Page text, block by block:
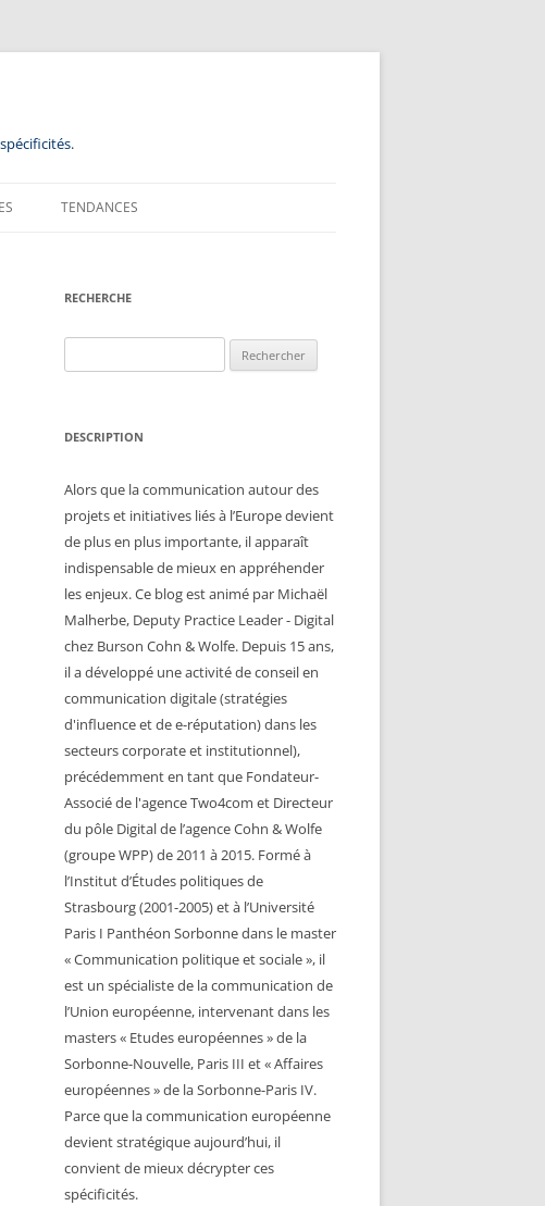
TENDANCES
RECHERCHE
DESCRIPTION
Alors que la communication autour des
projets et initiatives liés à l’Europe devient
de plus en plus importante, il apparaît
indispensable de mieux en appréhender
les enjeux. Ce blog est animé par Michaël
Malherbe, Deputy Practice Leader - Digital
chez Burson Cohn & Wolfe. Depuis 15 ans,
il a développé une activité de conseil en
communication digitale (stratégies
d'influence et de e-réputation) dans les
secteurs corporate et institutionnel),
précédemment en tant que Fondateur-
Associé de l'agence Two4com et Directeur
du pôle Digital de l’agence Cohn & Wolfe
(groupe WPP) de 2011 à 2015. Formé à
l’Institut d’Études politiques de
Strasbourg (2001-2005) et à l’Université
Paris I Panthéon Sorbonne dans le master
« Communication politique et sociale », il
est un spécialiste de la communication de
l’Union européenne, intervenant dans les
masters « Etudes européennes » de la
Sorbonne-Nouvelle, Paris III et « Affaires
européennes » de la Sorbonne-Paris IV.
Parce que la communication européenne
devient stratégique aujourd’hui, il
convient de mieux décrypter ces
spécificités.